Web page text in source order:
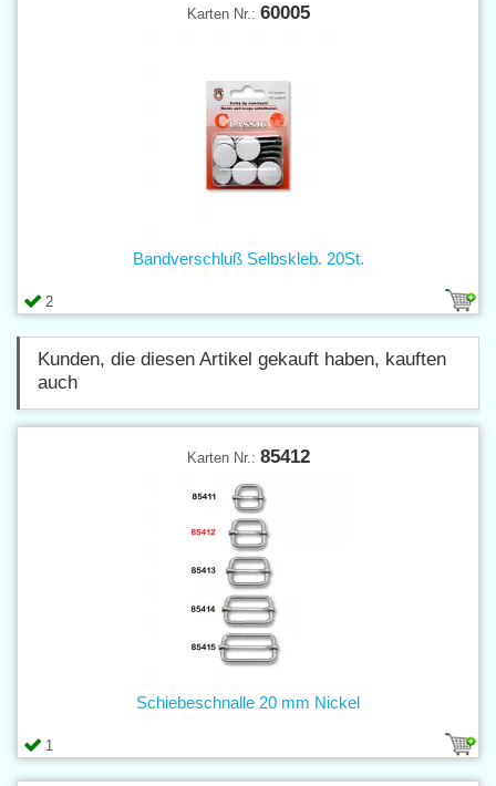
Karten Nr.: 60005
2
Bandverschluß Selbskleb. 20St.
Kunden, die diesen Artikel gekauft haben, kauften
auch
Karten Nr.: 85412
1
Schiebeschnalle 20 mm Nickel